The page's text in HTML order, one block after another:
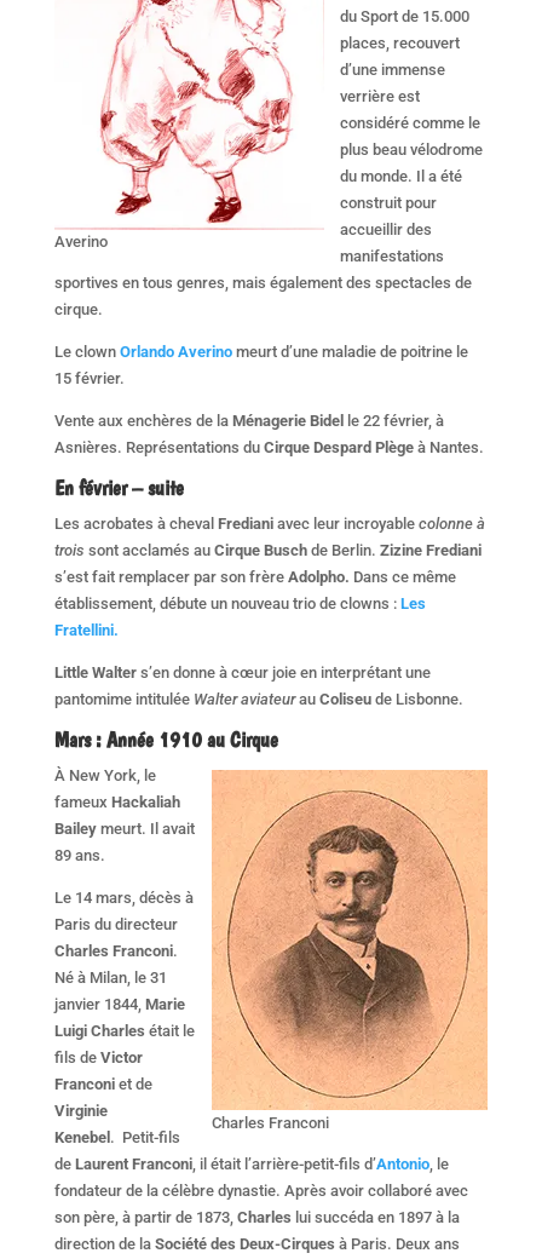
Averino
du Sport de 15.000
places, recouvert
d’une immense
verrière est
considéré comme le
plus beau vélodrome
du monde. Il a été
construit pour
accueillir des
manifestations
sportives en tous genres, mais également des spectacles de
cirque.
Le clown Orlando Averinomeurt d’une maladie de poitrine le
15 février.
Vente aux enchères de la Ménagerie Bidel le 22 février, à
Asnières. Représentations du Cirque Despard Plègeà Nantes.
Enfévrier – suite
Les acrobates à cheval Fredianiavec leur incroyable colonne à
trois sont acclamés au Cirque Buschde Berlin. Zizine Frediani
s’est fait remplacer par son frère Adolpho. Dans ce même
établissement, débute un nouveau trio de clowns : Les
Fratellini.
Little Walters’en donne à cœur joie en interprétant une
pantomime intitulée Walter aviateurau Coliseu de Lisbonne.
Mars : Année 1910 au Cirque
Charles Franconi
À New York, le
fameux Hackaliah
Baileymeurt. Il avait
89 ans.
Le 14 mars, décès à
Paris du directeur
Charles Franconi.
Né à Milan, le 31
janvier 1844, Marie
Luigi Charles était le
fils de Victor
Franconiet de
Virginie
Kenebel . Petit-fils
de Laurent Franconi, il était l’arrière-petit-fils d’Antonio, le
fondateur de la célèbre dynastie. Après avoir collaboré avec
son père, à partir de 1873, Charles lui succéda en 1897 à la
direction de la Société des Deux-Cirques à Paris. Deux ans